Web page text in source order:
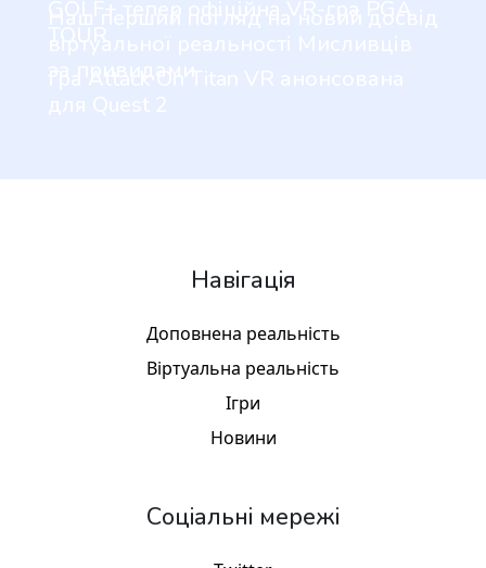
Навігація
Доповнена реальність
Віртуальна реальність
Ігри
Новини
Соціальні мережі